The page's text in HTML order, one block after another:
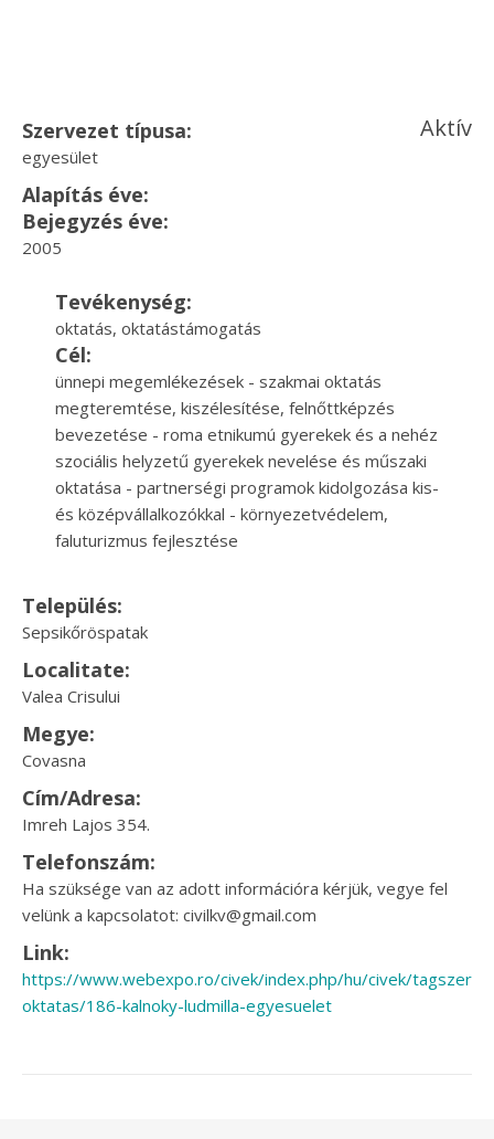
Szervezet típusa:
egyesület
Aktív
Alapítás éve:
Bejegyzés éve:
2005
Tevékenység:
oktatás, oktatástámogatás
Cél:
ünnepi megemlékezések - szakmai oktatás
megteremtése, kiszélesítése, felnőttképzés
bevezetése - roma etnikumú gyerekek és a nehéz
szociális helyzetű gyerekek nevelése és műszaki
oktatása - partnerségi programok kidolgozása kis-
és középvállalkozókkal - környezetvédelem,
faluturizmus fejlesztése
Település:
Sepsikőröspatak
Localitate:
Valea Crisului
Megye:
Covasna
Cím/Adresa:
Imreh Lajos 354.
Telefonszám:
Ha szüksége van az adott információra kérjük, vegye fel
velünk a kapcsolatot: civilkv@gmail.com
Link:
https://www.webexpo.ro/civek/index.php/hu/civek/
oktatas/186-kalnoky-ludmilla-egyesuelet